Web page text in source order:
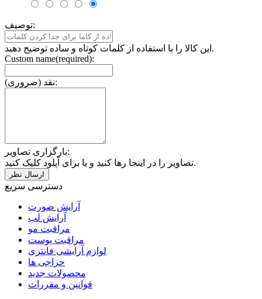
توصیف:
این کالا را با استفاده از کلمات کوتاه و ساده توضیح دهید.
Custom name(required):
نقد (ضروری):
بارگزاری تصاویر:
تصاویر را در اینجا رها کنید و یا برای آپلود کلیک کنید.
دسترسی سریع
آرایش صورت
آرایش لب
مراقبت مو
مراقبت پوست
لوازم آرایشی فانتزی
حراجی ها
محصولات جدید
قوانین و مقررات